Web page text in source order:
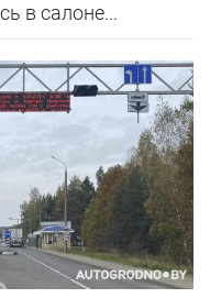
в салоне...